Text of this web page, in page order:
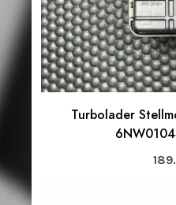
Turbolader